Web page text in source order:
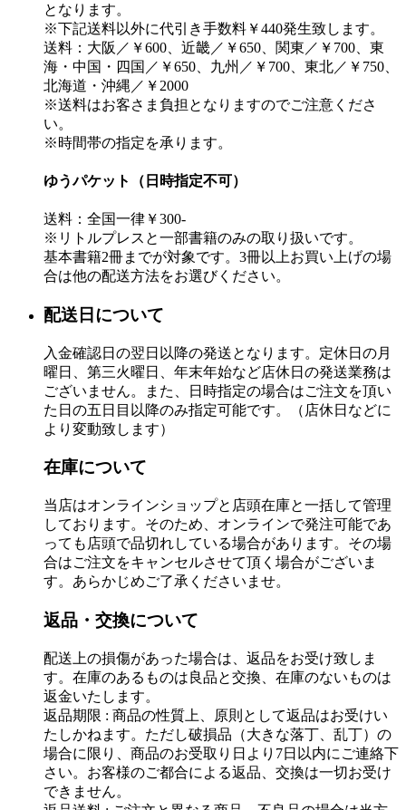
となります。
※下記送料以外に代引き手数料￥440発生致します。
送料：大阪／￥600、近畿／￥650、関東／￥700、東
海・中国・四国／￥650、九州／￥700、東北／￥750、
北海道・沖縄／￥2000
※送料はお客さま負担となりますのでご注意くださ
い。
※時間帯の指定を承ります。
ゆうパケット（日時指定不可）
送料：全国一律￥300-
※リトルプレスと一部書籍のみの取り扱いです。
基本書籍2冊までが対象です。3冊以上お買い上げの場
合は他の配送方法をお選びください。
配送日について
入金確認日の翌日以降の発送となります。定休日の月
曜日、第三火曜日、年末年始など店休日の発送業務は
ございません。また、日時指定の場合はご注文を頂い
た日の五日目以降のみ指定可能です。（店休日などに
より変動致します）
在庫について
当店はオンラインショップと店頭在庫と一括して管理
しております。そのため、オンラインで発注可能であ
っても店頭で品切れしている場合があります。その場
合はご注文をキャンセルさせて頂く場合がございま
す。あらかじめご了承くださいませ。
返品・交換について
配送上の損傷があった場合は、返品をお受け致しま
す。在庫のあるものは良品と交換、在庫のないものは
返金いたします。
返品期限 : 商品の性質上、原則として返品はお受けい
たしかねます。ただし破損品（大きな落丁、乱丁）の
場合に限り、商品のお受取り日より7日以内にご連絡下
さい。お客様のご都合による返品、交換は一切お受け
できません。